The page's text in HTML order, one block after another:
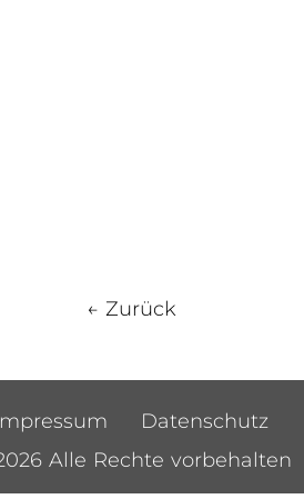
← Zurück
Datenschutz
Alle Rechte vorbehalten